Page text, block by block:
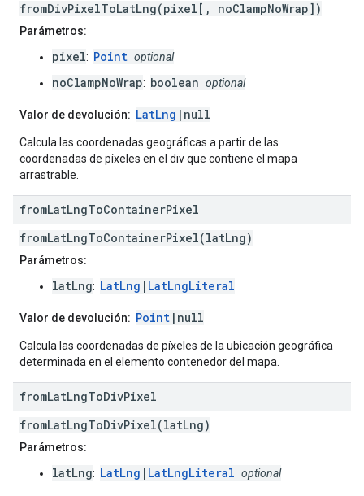
fromDivPixelToLatLng(pixel[, noClampNoWrap])
Parámetros:
pixel: Point optional
noClampNoWrap: boolean optional
Valor de devolución: LatLng |null
Calcula las coordenadas geográficas a partir de las
coordenadas de píxeles en el div que contiene el mapa
arrastrable.
fromLatLngToContainerPixel
fromLatLngToContainerPixel(latLng)
Parámetros:
latLng: LatLng | LatLngLiteral
Valor de devolución: Point |null
Calcula las coordenadas de píxeles de la ubicación geográfica
determinada en el elemento contenedor del mapa.
fromLatLngToDivPixel
fromLatLngToDivPixel(latLng)
Parámetros:
latLng: LatLng | LatLngLiteral optional